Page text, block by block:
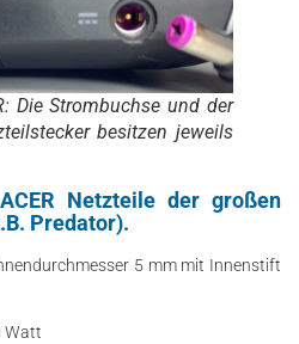
Die Strombuchse und der
besitzen jeweils
Netzteile der großen
Predator).
5 mm mit Innenstift
Watt